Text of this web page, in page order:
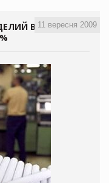
11 вересня 2009
В